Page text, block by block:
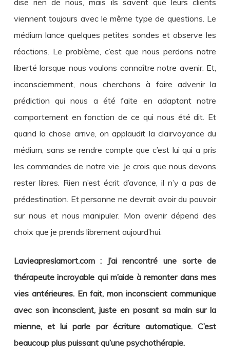
dise rien de nous, mais ils savent que leurs clients
viennent toujours avec le même type de questions. Le
médium lance quelques petites sondes et observe les
réactions. Le problème, c’est que nous perdons notre
liberté lorsque nous voulons connaître notre avenir. Et,
inconsciemment, nous cherchons à faire advenir la
prédiction qui nous a été faite en adaptant notre
comportement en fonction de ce qui nous été dit. Et
quand la chose arrive, on applaudit la clairvoyance du
médium, sans se rendre compte que c’est lui qui a pris
les commandes de notre vie. Je crois que nous devons
rester libres. Rien n’est écrit d’avance, il n’y a pas de
prédestination. Et personne ne devrait avoir du pouvoir
sur nous et nous manipuler. Mon avenir dépend des
choix que je prends librement aujourd’hui.
Lavieapreslamort.com : J’ai rencontré une sorte de
thérapeute incroyable qui m’aide à remonter dans mes
vies antérieures. En fait, mon inconscient communique
avec son inconscient, juste en posant sa main sur la
mienne, et lui parle par écriture automatique. C’est
beaucoup plus puissant qu’une psychothérapie.